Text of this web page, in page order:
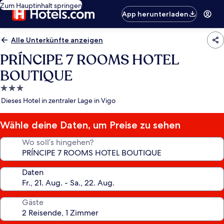
Zum Hauptinhalt springen
App herunterladen
Alle Unterkünfte anzeigen
PRÍNCIPE 7 ROOMS HOTEL
BOUTIQUE
3.0-
Sterne-
Dieses Hotel in zentraler Lage in Vigo
Wähle deine Daten, um Preise zu sehen
Wo soll’s hingehen?
Daten
Gäste